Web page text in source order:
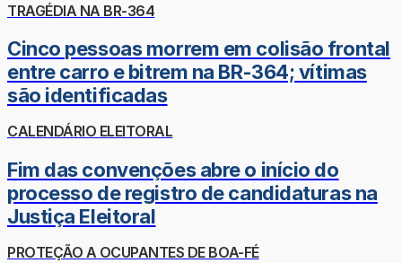
TRAGÉDIA NA BR-364
Cinco pessoas morrem em colisão frontal
entre carro e bitrem na BR-364; vítimas
são identificadas
CALENDÁRIO ELEITORAL
Fim das convenções abre o início do
processo de registro de candidaturas na
Justiça Eleitoral
PROTEÇÃO A OCUPANTES DE BOA-FÉ